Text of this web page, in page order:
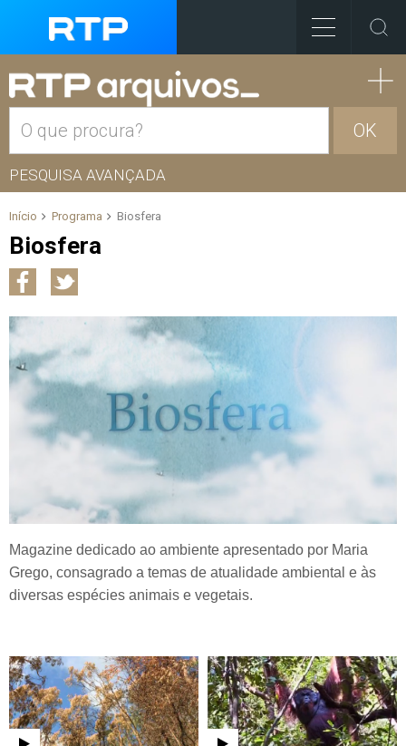
OK
PESQUISA AVANÇADA
Início Programa Biosfera
Biosfera
Magazine dedicado ao ambiente apresentado por Maria
Grego, consagrado a temas de atualidade ambiental e às
diversas espécies animais e vegetais.